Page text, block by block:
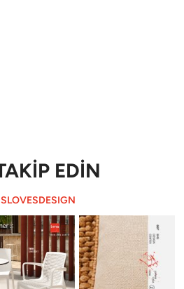
EDİN